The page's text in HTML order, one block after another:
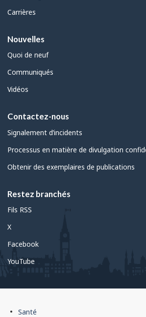
Carrières
Nouvelles
Quoi de neuf
Communiqués
Vidéos
Contactez-nous
Signalement d’incidents
Processus en matière de divulgation
Obtenir des exemplaires de publications
Restez branchés
Fils RSS
X
Facebook
YouTube
Pied
Santé